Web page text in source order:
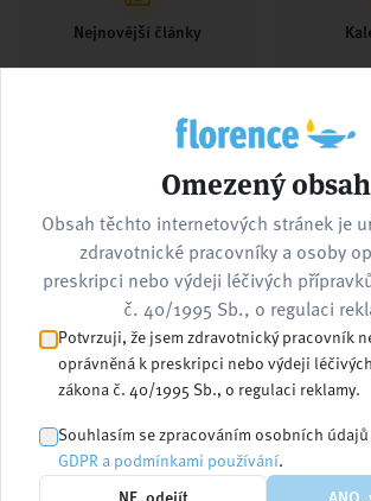
Nejnovější články
Zůstaňte v
Omezený obsah
Obsah těchto internetových stránek je
zdravotnické pracovníky a osoby
preskripci nebo výdeji léčivých
č. 40/1995 Sb., o regulaci
Potvrzuji, že jsem zdravotnický pracovník
oprávněná k preskripci nebo výdeji
zákona č. 40/1995 Sb., o regulaci reklamy.
Souhlasím se zpracováním osobních
GDPR a podmínkami používání.